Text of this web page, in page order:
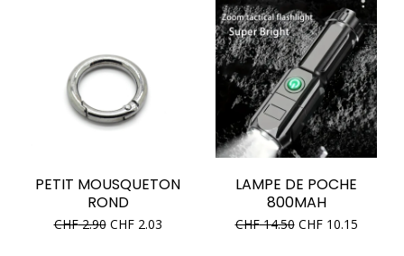
PETIT MOUSQUETON
ROND
CHF2.90 CHF2.03
LAMPE DE POCHE
800MAH
CHF14.50 CHF10.15